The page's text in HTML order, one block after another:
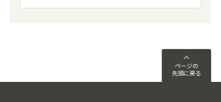
ページの
先頭に戻る